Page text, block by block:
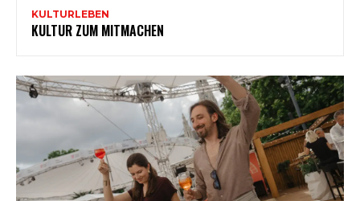
KULTURLEBEN
KULTUR ZUM MITMACHEN